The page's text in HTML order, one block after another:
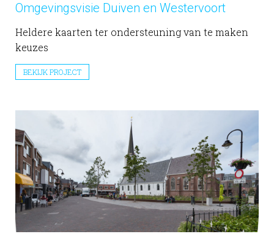
Omgevingsvisie Duiven en Westervoort
Heldere kaarten ter ondersteuning van te maken
keuzes
BEKIJK PROJECT